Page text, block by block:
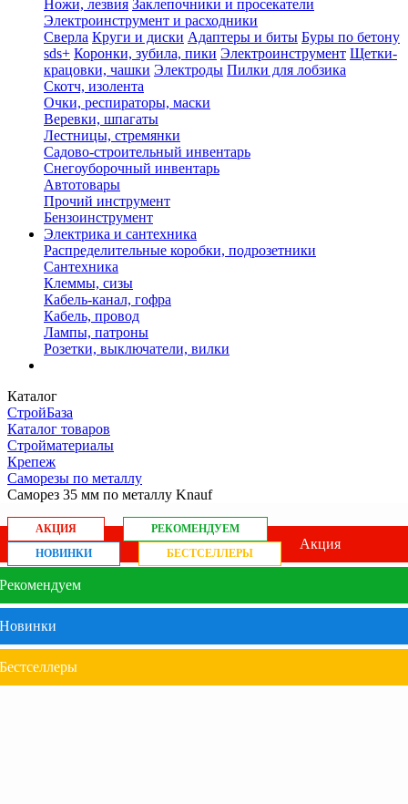
Ножи, лезвия Заклепочники и просекатели
Электроинструмент и расходники
Сверла Круги и диски Адаптеры и биты Буры по бетону
sds+ Коронки, зубила, пики Электроинструмент Щетки-
крацовки, чашки Электроды Пилки для лобзика
Скотч, изолента
Очки, респираторы, маски
Веревки, шпагаты
Лестницы, стремянки
Садово-строительный инвентарь
Снегоуборочный инвентарь
Автотовары
Прочий инструмент
Бензоинструмент
Электрика и сантехника
Распределительные коробки, подрозетники
Сантехника
Клеммы, сизы
Кабель-канал, гофра
Кабель, провод
Лампы, патроны
Розетки, выключатели, вилки
Каталог
СтройБаза
Каталог товаров
Стройматериалы
Крепеж
Саморезы по металлу
Саморез 35 мм по металлу Knauf
АКЦИЯ
РЕКОМЕНДУЕМ
НОВИНКИ
БЕСТСЕЛЛЕРЫ
Акция
Рекомендуем
Новинки
Бестселлеры